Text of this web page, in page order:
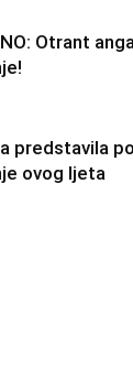
Otrant
predstavila
ovog ljeta